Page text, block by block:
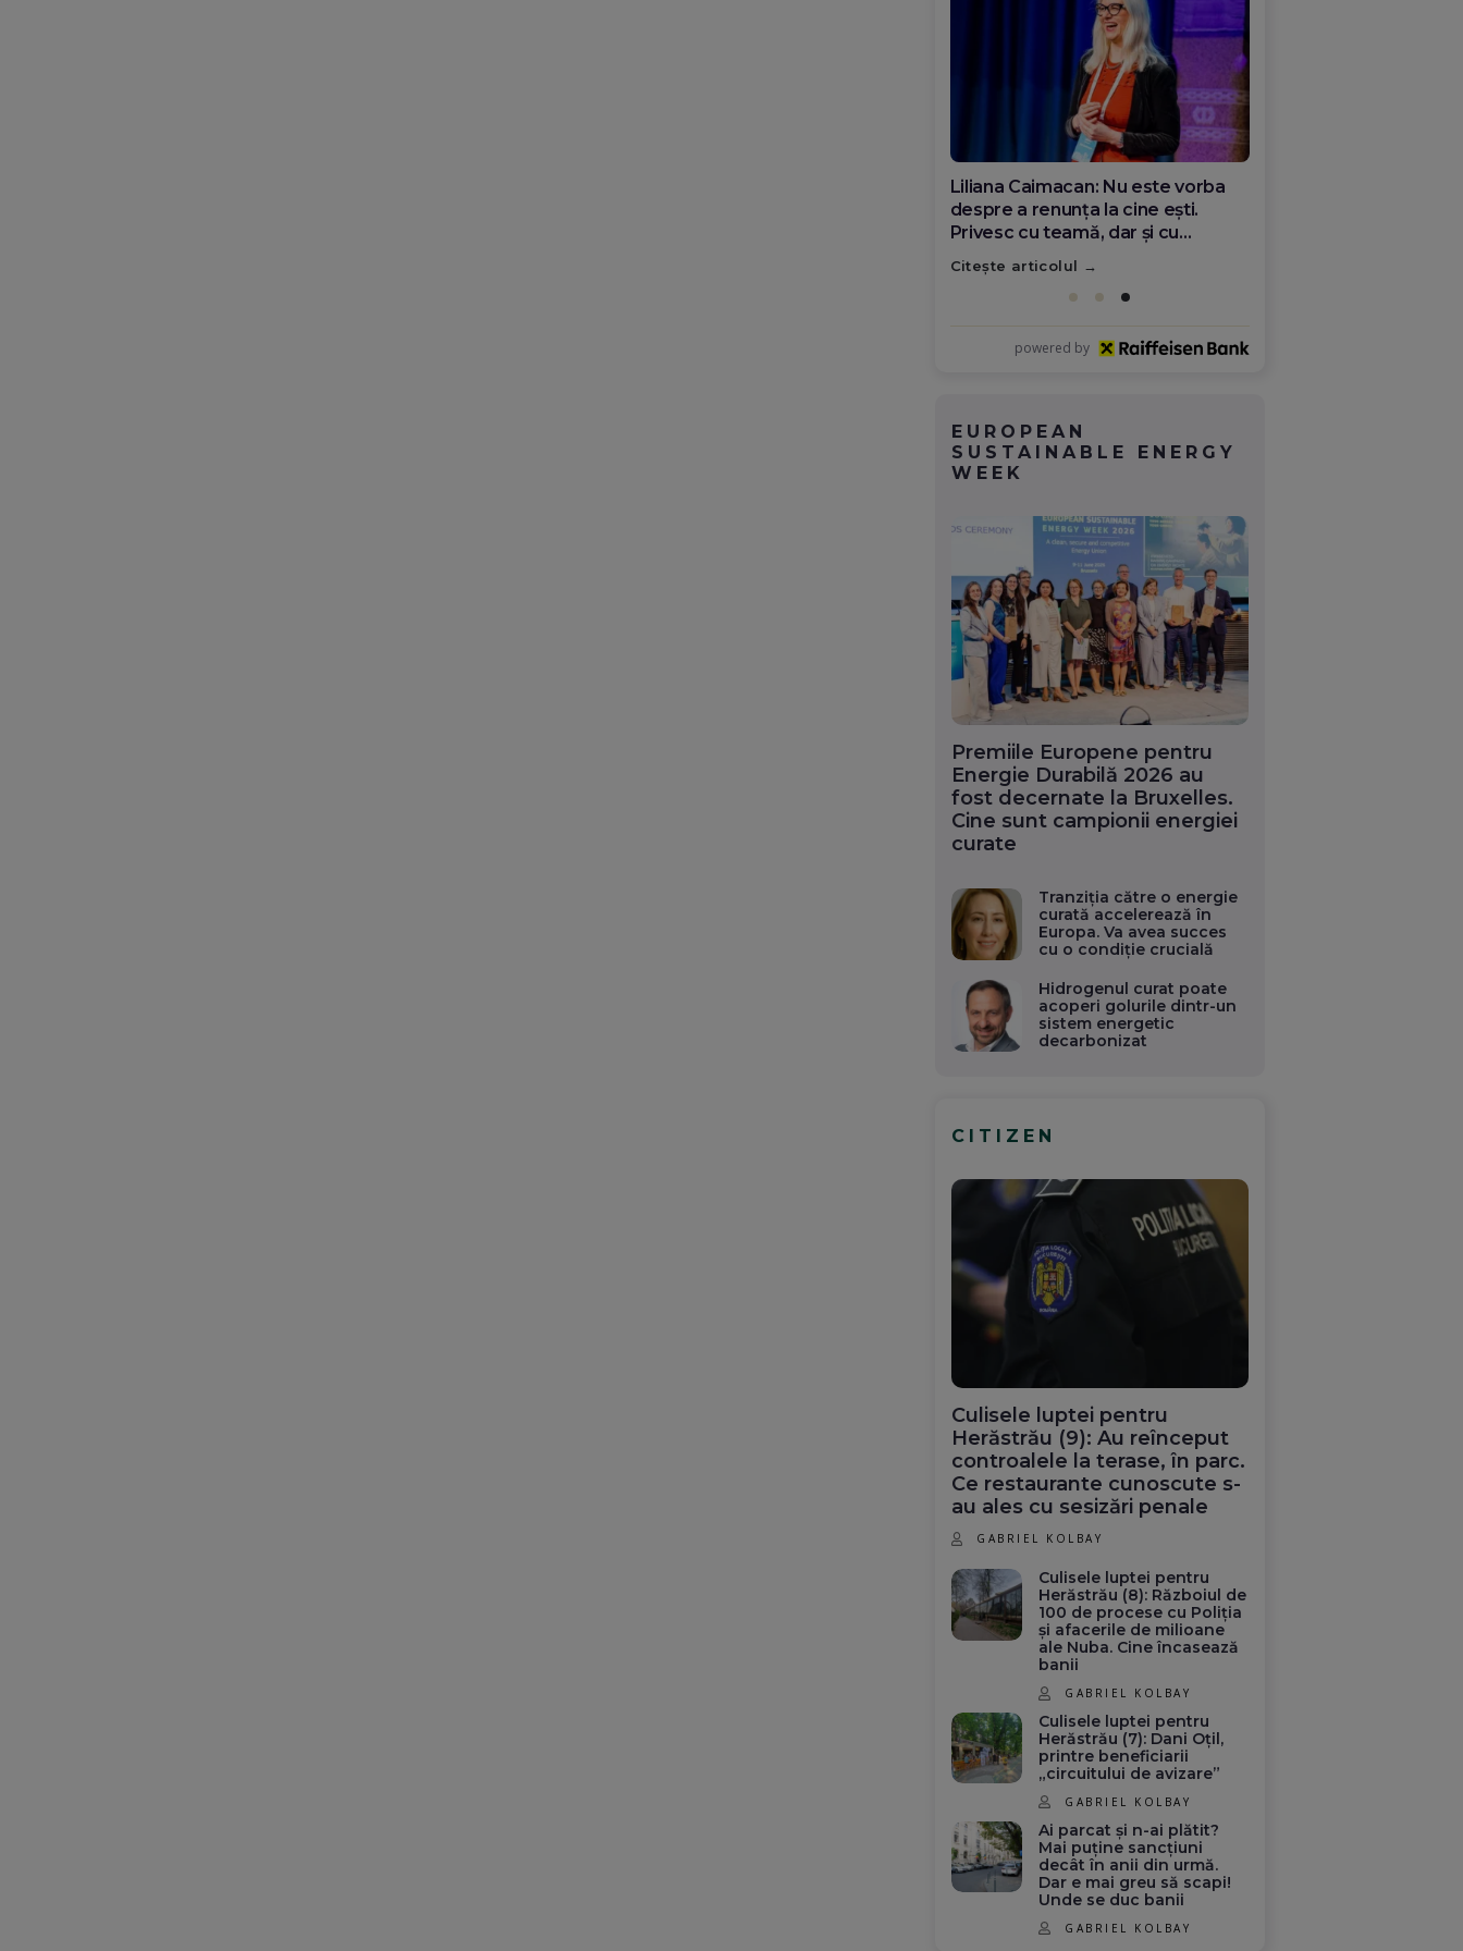
Diana Olar, românca de la Google
care demonstrează că diaspora
poate schimba România
Citește articolul
powered by
EUROPEAN
SUSTAINABLE ENERGY
WEEK
Premiile Europene pentru
Energie Durabilă 2026 au
fost decernate la Bruxelles.
Cine sunt campionii energiei
curate
Tranziția către o energie
curată accelerează în
Europa. Va avea succes
cu o condiție crucială
Hidrogenul curat poate
acoperi golurile dintr-un
sistem energetic
decarbonizat
CITIZEN
Culisele luptei pentru
Herăstrău (9): Au reînceput
controalele la terase, în parc.
Ce restaurante cunoscute s-
au ales cu sesizări penale
GABRIEL KOLBAY
Culisele luptei pentru
Herăstrău (8): Războiul de
100 de procese cu Poliția
și afacerile de milioane
ale Nuba. Cine încasează
banii
GABRIEL KOLBAY
Culisele luptei pentru
Herăstrău (7): Dani Oțil,
printre beneficiarii
„circuitului de avizare”
GABRIEL KOLBAY
Ai parcat și n-ai plătit?
Mai puține sancțiuni
decât în anii din urmă.
Dar e mai greu să scapi!
Unde se duc banii
GABRIEL KOLBAY